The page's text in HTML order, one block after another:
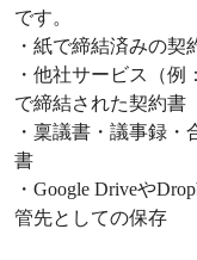
です。
・紙で締結済みの契
・他社サービス（例
で締結された契約書
・稟議書・議事録
書
・Google Driveや
管先としての保存